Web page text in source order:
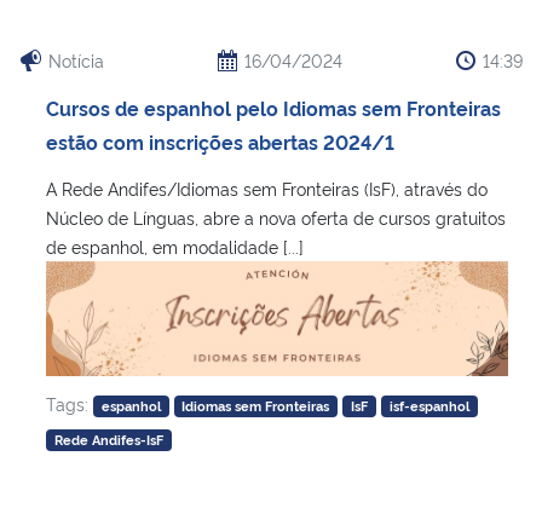
Notícia 16/04/2024 14:39
Cursos de espanhol pelo Idiomas sem Fronteiras
estão com inscrições abertas 2024/1
A Rede Andifes/Idiomas sem Fronteiras (IsF), através do
Núcleo de Línguas, abre a nova oferta de cursos gratuitos
de espanhol, em modalidade [...]
Tags: espanhol Idiomas sem Fronteiras IsF
isf-espanhol
Rede Andifes-IsF